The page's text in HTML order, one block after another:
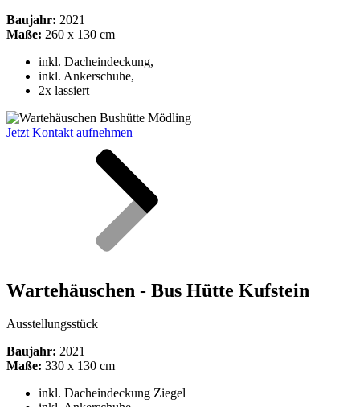
Baujahr: 2021
Maße: 260 x 130 cm
inkl. Dacheindeckung,
inkl. Ankerschuhe,
2x lassiert
Jetzt Kontakt aufnehmen
Wartehäuschen - Bus Hütte Kufstein
Ausstellungsstück
Baujahr: 2021
Maße: 330 x 130 cm
inkl. Dacheindeckung Ziegel